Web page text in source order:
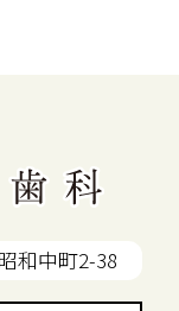
和中町2-38